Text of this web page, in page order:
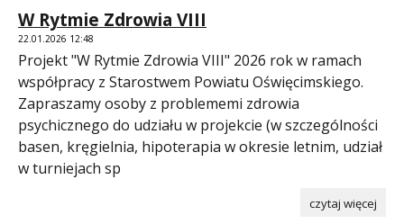
W Rytmie Zdrowia VIII
22.01.2026 12:48
Projekt "W Rytmie Zdrowia VIII" 2026 rok w ramach
współpracy z Starostwem Powiatu Oświęcimskiego.
Zapraszamy osoby z problememi zdrowia
psychicznego do udziału w projekcie (w szczególności
basen, kręgielnia, hipoterapia w okresie letnim, udział
w turniejach sp
czytaj więcej